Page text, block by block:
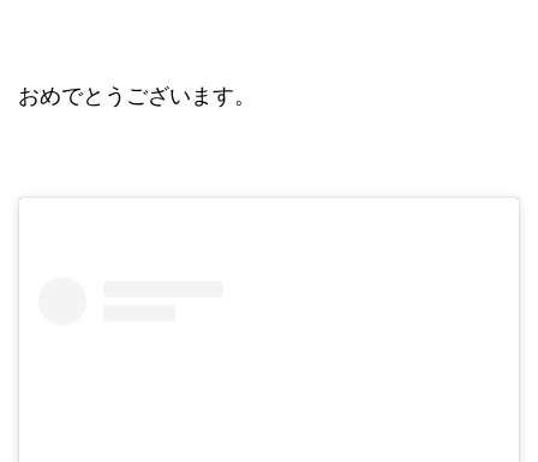
おめでとうございます。